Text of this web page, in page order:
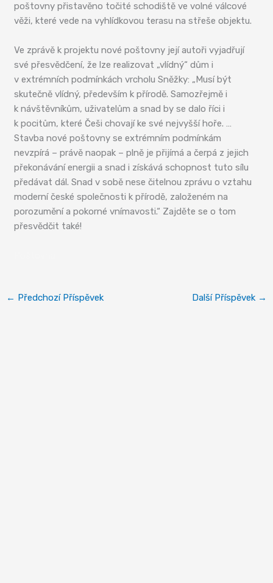
poštovny přistavěno točité schodiště ve volné válcové
věži, které vede na vyhlídkovou terasu na střeše objektu.
Ve zprávě k projektu nové poštovny její autoři vyjadřují
své přesvědčení, že lze realizovat „vlídný“ dům i
v extrémních podmínkách vrcholu Sněžky: „Musí být
skutečně vlídný, především k přírodě. Samozřejmě i
k návštěvníkům, uživatelům a snad by se dalo říci i
k pocitům, které Češi chovají ke své nejvyšší hoře. …
Stavba nové poštovny se extrémním podmínkám
nevzpírá – právě naopak – plně je přijímá a čerpá z jejich
překonávání energii a snad i získává schopnost tuto sílu
předávat dál. Snad v sobě nese čitelnou zprávu o vztahu
moderní české společnosti k přírodě, založeném na
porozumění a pokorné vnímavosti.“ Zajděte se o tom
přesvědčit také!
← Předchozí Příspěvek Další Příspěvek →